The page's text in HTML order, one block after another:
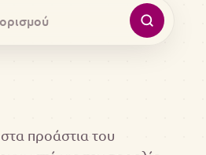
στα προάστια του